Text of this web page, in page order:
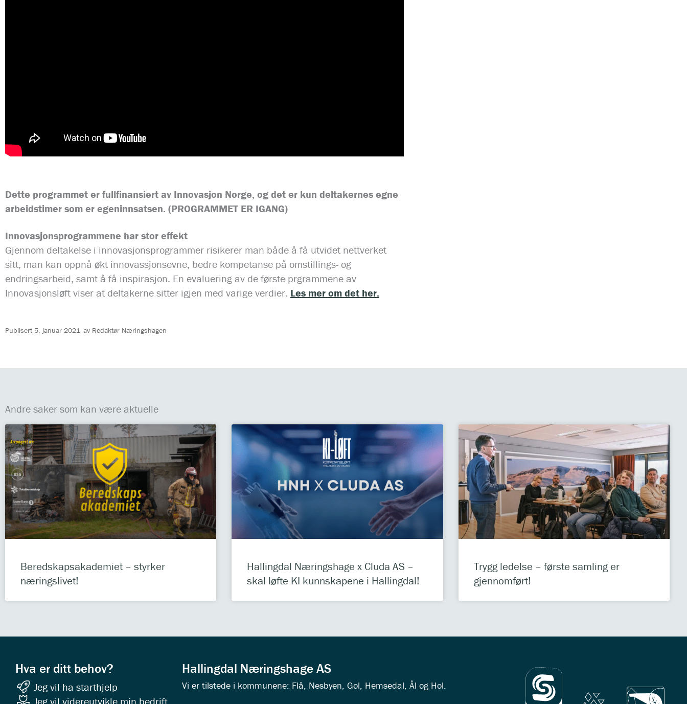
Dette programmet er fullfinansiert av Innovasjon Norge, og det er kun deltakernes egne
arbeidstimer som er egeninnsatsen. (PROGRAMMET ER IGANG)
Innovasjonsprogrammene har stor effekt
Gjennom deltakelse i innovasjonsprogrammer risikerer man både å få utvidet nettverket
sitt, man kan oppnå økt innovassjonsevne, bedre kompetanse på omstillings- og
endringsarbeid, samt å få inspirasjon. En evaluering av de første prgrammene av
Innovasjonsløft viser at deltakerne sitter igjen med varige verdier. Les mer om det her.
Publisert 5. januar 2021 av Redaktør Næringshagen
Andre saker som kan være aktuelle
Beredskapsakademiet – styrker
næringslivet!
Hallingdal Næringshage x Cluda AS –
skal løfte KI kunnskapene i Hallingdal!
Trygg ledelse – første samling er
gjennomført!
Hva er ditt behov?
Jeg vil ha starthjelp
Jeg vil videreutvikle min bedrift
Hallingdal Næringshage AS
Vi er tilstede i kommunene: Flå, Nesbyen, Gol, Hemsedal, Ål og Hol.